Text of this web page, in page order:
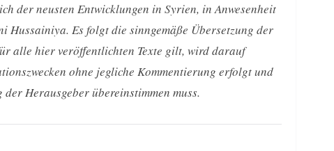
der neusten Entwicklungen in Syrien, in Anwesenheit
Hussainiya. Es folgt die sinngemäße Übersetzung der
alle hier veröffentlichten Texte gilt, wird darauf
ohne jegliche Kommentierung erfolgt und
Herausgeber übereinstimmen muss.